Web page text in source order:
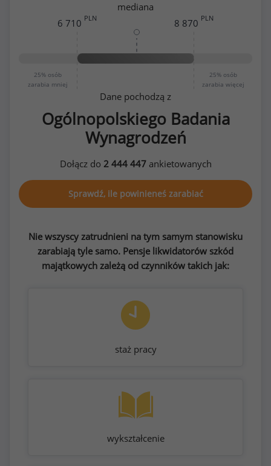
mediana
25% osób
zarabia mniej
25% osób
zarabia więcej
6 710 PLN 8 870 PLN
Dane pochodzą z
Ogólnopolskiego Badania
Wynagrodzeń
Dołącz do 2 444 447ankietowanych
Sprawdź, ile powinieneś zarabiać
Nie wszyscy zatrudnieni na tym samym stanowisku
zarabiają tyle samo. Pensje likwidatorów szkód
majątkowych zależą od czynników takich jak:
staż pracy
wykształcenie